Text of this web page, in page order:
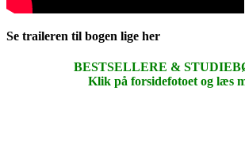
Se traileren til bogen lige her
BESTSELLERE &
Klik på forsidefotoet og læs